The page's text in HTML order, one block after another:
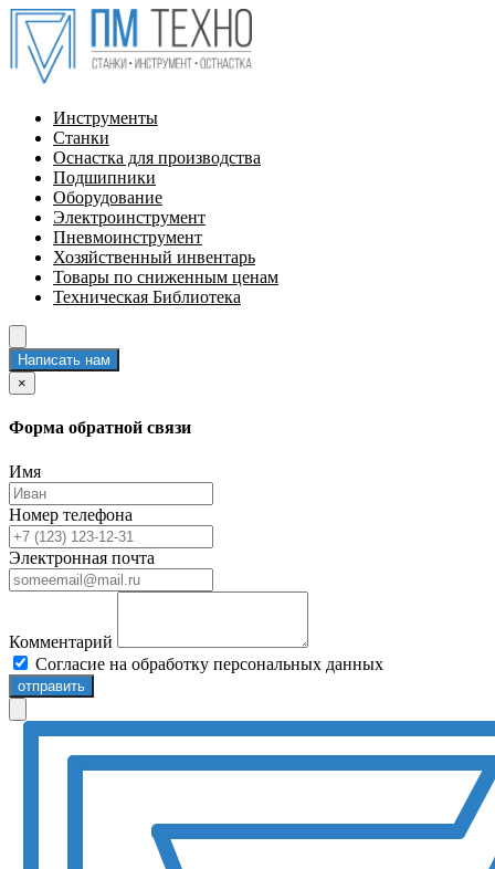
Инструменты
Станки
Оснастка для производства
Подшипники
Оборудование
Электроинструмент
Пневмоинструмент
Хозяйственный инвентарь
Товары по сниженным ценам
Техническая Библиотека
Написать нам
×
Форма обратной связи
Имя
Номер телефона
Электронная почта
Комментарий
Согласие на обработку персональных данных
отправить